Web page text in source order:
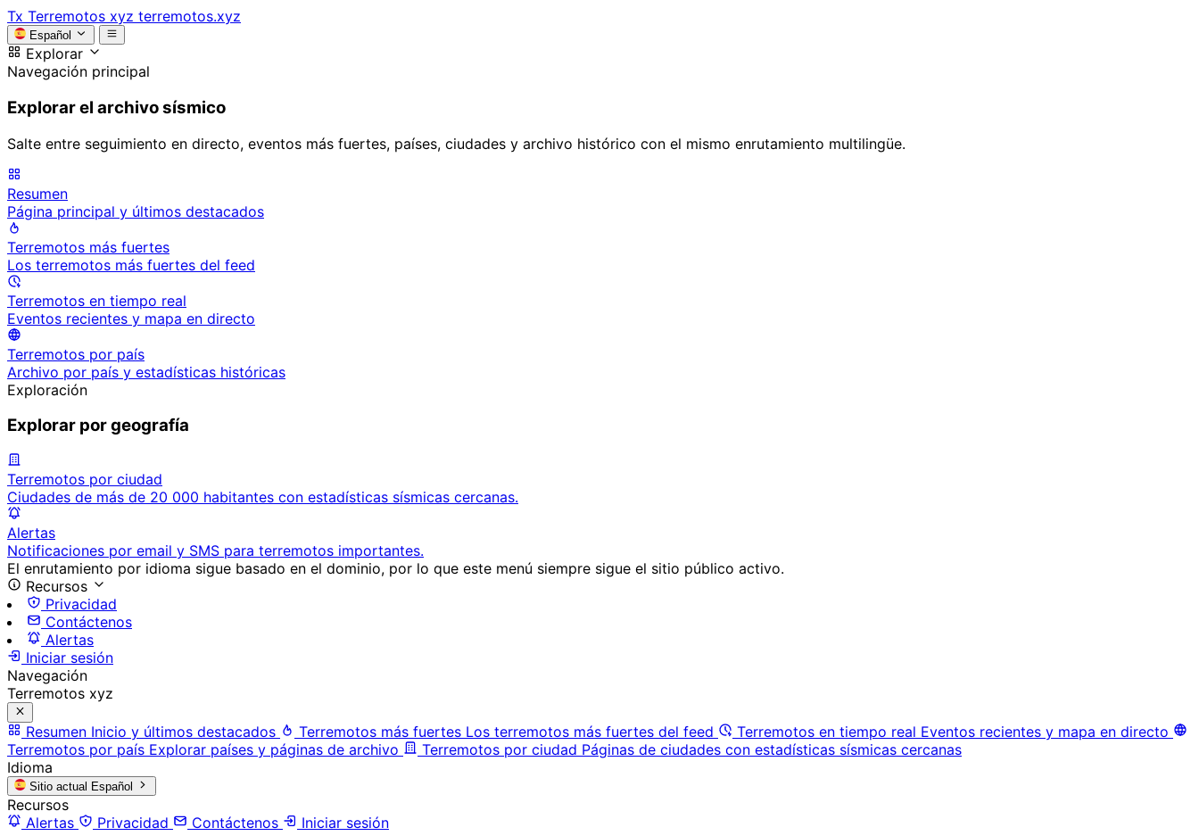
Tx Terremotos xyz terremotos.xyz
Español
Explorar
Navegación principal
Explorar el archivo sísmico
Salte entre seguimiento en directo, eventos más fuertes, países, ciudades y archivo histórico con el mismo enrutamiento multilingüe.
Resumen
Página principal y últimos destacados
Terremotos más fuertes
Los terremotos más fuertes del feed
Terremotos en tiempo real
Eventos recientes y mapa en directo
Terremotos por país
Archivo por país y estadísticas históricas
Exploración
Explorar por geografía
Terremotos por ciudad
Ciudades de más de 20 000 habitantes con estadísticas sísmicas cercanas.
Alertas
Notificaciones por email y SMS para terremotos importantes.
El enrutamiento por idioma sigue basado en el dominio, por lo que este menú siempre sigue el sitio público activo.
Recursos
Privacidad
Contáctenos
Alertas
Iniciar sesión
Navegación
Terremotos xyz
Resumen Inicio y últimos destacados Terremotos más fuertes Los terremotos más fuertes del feed Terremotos en tiempo real Eventos recientes y mapa en directo
Terremotos por país Explorar países y páginas de archivo Terremotos por ciudad Páginas de ciudades con estadísticas sísmicas cercanas
Idioma
Sitio actual Español
Recursos
Alertas
Privacidad Contáctenos
Iniciar sesión